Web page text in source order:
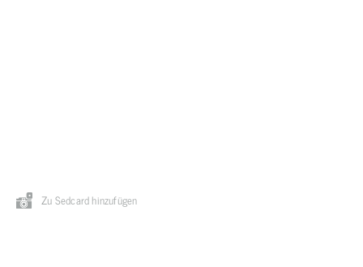
Zu Sedcard hinzufügen